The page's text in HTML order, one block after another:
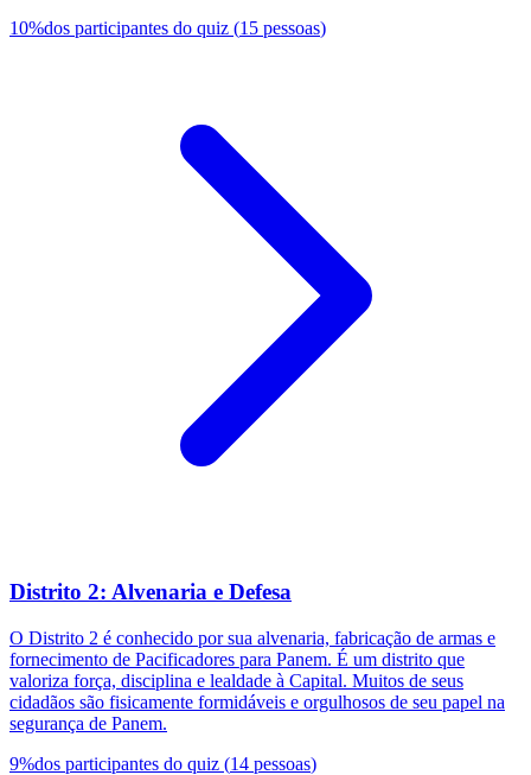
10%dos participantes do quiz (15 pessoas)
Distrito 2: Alvenaria e Defesa
O Distrito 2 é conhecido por sua alvenaria, fabricação de armas e
fornecimento de Pacificadores para Panem. É um distrito que
valoriza força, disciplina e lealdade à Capital. Muitos de seus
cidadãos são fisicamente formidáveis e orgulhosos de seu papel na
segurança de Panem.
9%dos participantes do quiz (14 pessoas)